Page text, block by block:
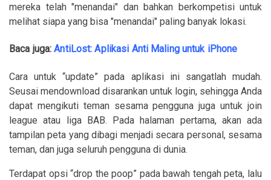
mereka telah "menandai" dan bahkan berkompetisi untuk
melihat siapa yang bisa "menandai" paling banyak lokasi.
Baca juga:AntiLost: Aplikasi Anti Maling untuk iPhone
Cara untuk “update” pada aplikasi ini sangatlah mudah.
Seusai mendownload disarankan untuk login, sehingga Anda
dapat mengikuti teman sesama pengguna juga untuk join
league atau liga BAB. Pada halaman pertama, akan ada
tampilan peta yang dibagi menjadi secara personal, sesama
teman, dan juga seluruh pengguna di dunia.
Terdapat opsi “drop the poop” pada bawah tengah peta, lalu